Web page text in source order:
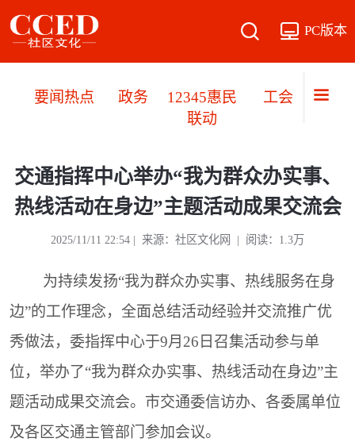
PC版本
要闻热点 政务
12345惠民
联动
工会职工
交通指挥中心举办“我为群众办实事、
热线活动在身边”主题活动成果交流会
2025/11/11 22:54 | 来源：社区文化网 | 阅读：1.3万
为持续发扬“我为群众办实事、热线服务在身
边”的工作理念，全面总结活动经验并交流推广优
秀做法，委指挥中心于9月26日召集活动参与单
位，举办了“我为群众办实事、热线活动在身边”主
题活动成果交流会。市交通委信访办、各委属单位
及各区交通主管部门参加会议。